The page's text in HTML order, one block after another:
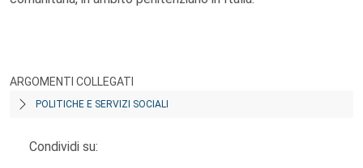
ARGOMENTI COLLEGATI
POLITICHE E SERVIZI SOCIALI
Condividi su: